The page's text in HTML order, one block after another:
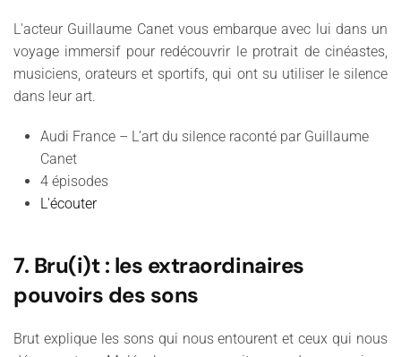
L'acteur Guillaume Canet vous embarque avec lui dans un
voyage immersif pour redécouvrir le protrait de cinéastes,
musiciens, orateurs et sportifs, qui ont su utiliser le silence
dans leur art.
Audi France – L’art du silence raconté par Guillaume
Canet
4 épisodes
L'écouter
7. Bru(i)t : les extraordinaires
pouvoirs des sons
Brut explique les sons qui nous entourent et ceux qui nous